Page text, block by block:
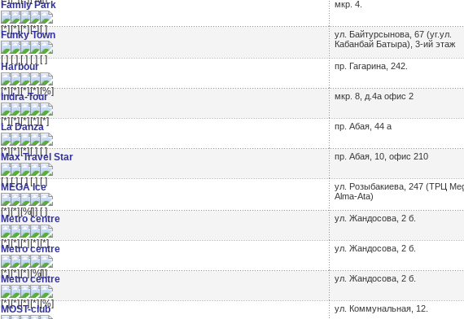
Family Park мкр. 4.
Funky Town
ул. Байтурсынова, 67 (уг.ул.
Кабанбай Батыра), 3-ий этаж
Harbour пр. Гагарина, 242.
Indra-Tour мкр. 8, д.4а офис 2
La Danza пр. Абая, 44 а
Max Travel Star пр. Абая, 10, офис 210
MEGA Ice
ул. Розыбакиева, 247 (ТРЦ
Alma-Ata)
Metro centre ул. Жандосова, 2 б.
Metro centre ул. Жандосова, 2 б.
Metro centre ул. Жандосова, 2 б.
MOST-club ул. Коммунальная, 12.